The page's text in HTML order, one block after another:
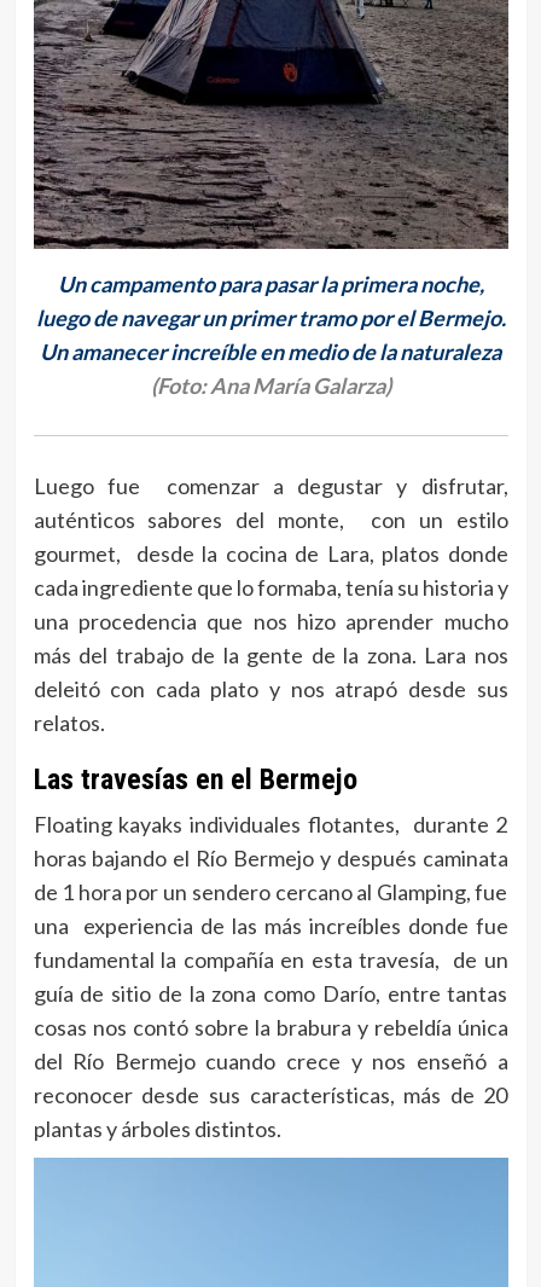
Un campamento para pasar la primera noche,
luego de navegar un primer tramo por el Bermejo.
Un amanecer increíble en medio de la naturaleza
(Foto: Ana María Galarza)
Luego fue comenzar a degustar y disfrutar,
auténticos sabores del monte, con un estilo
gourmet, desde la cocina de Lara, platos donde
cada ingrediente que lo formaba, tenía su historia y
una procedencia que nos hizo aprender mucho
más del trabajo de la gente de la zona. Lara nos
deleitó con cada plato y nos atrapó desde sus
relatos.
Las travesías en el Bermejo
Floating kayaks individuales flotantes, durante 2
horas bajando el Río Bermejo y después caminata
de 1 hora por un sendero cercano al Glamping, fue
una experiencia de las más increíbles donde fue
fundamental la compañía en esta travesía, de un
guía de sitio de la zona como Darío, entre tantas
cosas nos contó sobre la brabura y rebeldía única
del Río Bermejo cuando crece y nos enseñó a
reconocer desde sus características, más de 20
plantas y árboles distintos.